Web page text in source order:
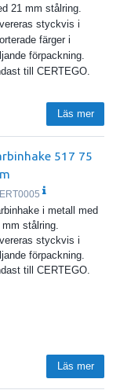
21 mm stålring.
styckvis i
färger i
förpackning.
till CERTEGO.
Läs mer
517 75
i metall med
mm stålring.
styckvis i
förpackning.
till CERTEGO.
Läs mer